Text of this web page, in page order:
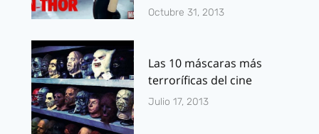
Octubre 31, 2013
Las 10 máscaras más
terroríficas del cine
Julio 17, 2013